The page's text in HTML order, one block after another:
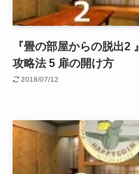
『畳の部屋からの脱出2 』
攻略法 5 扉の開け方
2018/07/12